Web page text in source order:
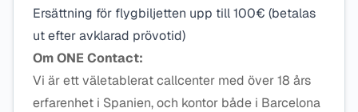
Ersättning för flygbiljetten upp till 100€ (betalas
ut efter avklarad prövotid)
Om ONE Contact:
Vi är ett väletablerat callcenter med över 18 års
erfarenhet i Spanien, och kontor både i Barcelona